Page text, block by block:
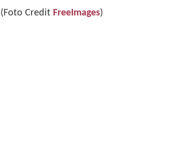
(Foto Credit FreeImages)